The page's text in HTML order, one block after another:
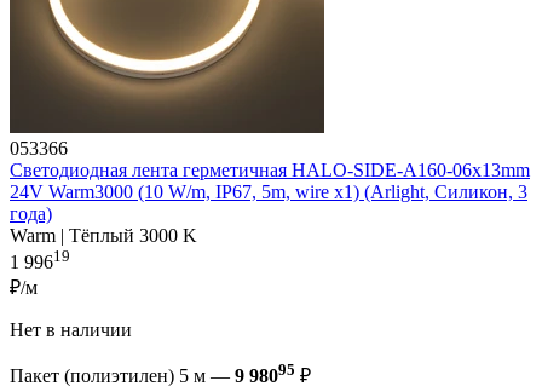
053366
Светодиодная лента герметичная HALO-SIDE-A160-06x13mm
24V Warm3000 (10 W/m, IP67, 5m, wire x1) (Arlight, Силикон, 3
года)
Warm | Тёплый 3000 K
1 99619
₽/м
Нет в наличии
Пакет (полиэтилен) 5 м — 9 98095 ₽